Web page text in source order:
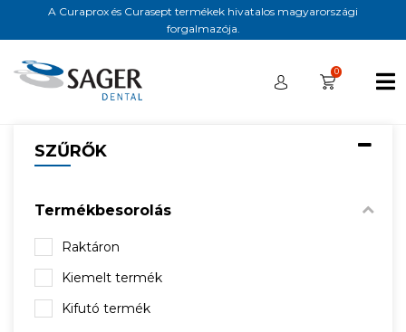
A Curaprox és Curasept termékek hivatalos magyarországi
forgalmazója.
0
SZŰRŐK
Termékbesorolás
Raktáron
Kiemelt termék
Kifutó termék